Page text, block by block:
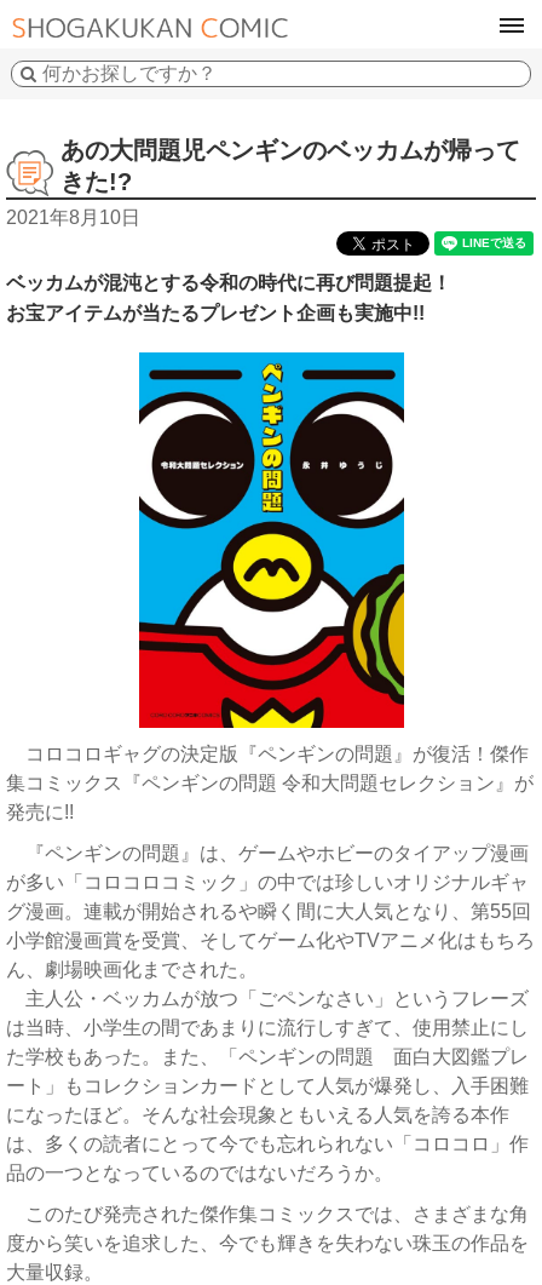
あの大問題児ペンギンのベッカムが帰って
きた!?
2021年8月10日
ベッカムが混沌とする令和の時代に再び問題提起！
お宝アイテムが当たるプレゼント企画も実施中!!
コロコロギャグの決定版『ペンギンの問題』が復活！傑作
集コミックス『ペンギンの問題 令和大問題セレクション』が
発売に!!
『ペンギンの問題』は、ゲームやホビーのタイアップ漫画
が多い「コロコロコミック」の中では珍しいオリジナルギャ
グ漫画。連載が開始されるや瞬く間に大人気となり、第55回
小学館漫画賞を受賞、そしてゲーム化やTVアニメ化はもちろ
ん、劇場映画化までされた。
主人公・ベッカムが放つ「ごペンなさい」というフレーズ
は当時、小学生の間であまりに流行しすぎて、使用禁止にし
た学校もあった。また、「ペンギンの問題 面白大図鑑プレ
ート」もコレクションカードとして人気が爆発し、入手困難
になったほど。そんな社会現象ともいえる人気を誇る本作
は、多くの読者にとって今でも忘れられない「コロコロ」作
品の一つとなっているのではないだろうか。
このたび発売された傑作集コミックスでは、さまざまな角
度から笑いを追求した、今でも輝きを失わない珠玉の作品を
大量収録。